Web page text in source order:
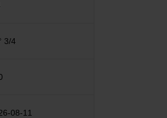
3/4
08-11